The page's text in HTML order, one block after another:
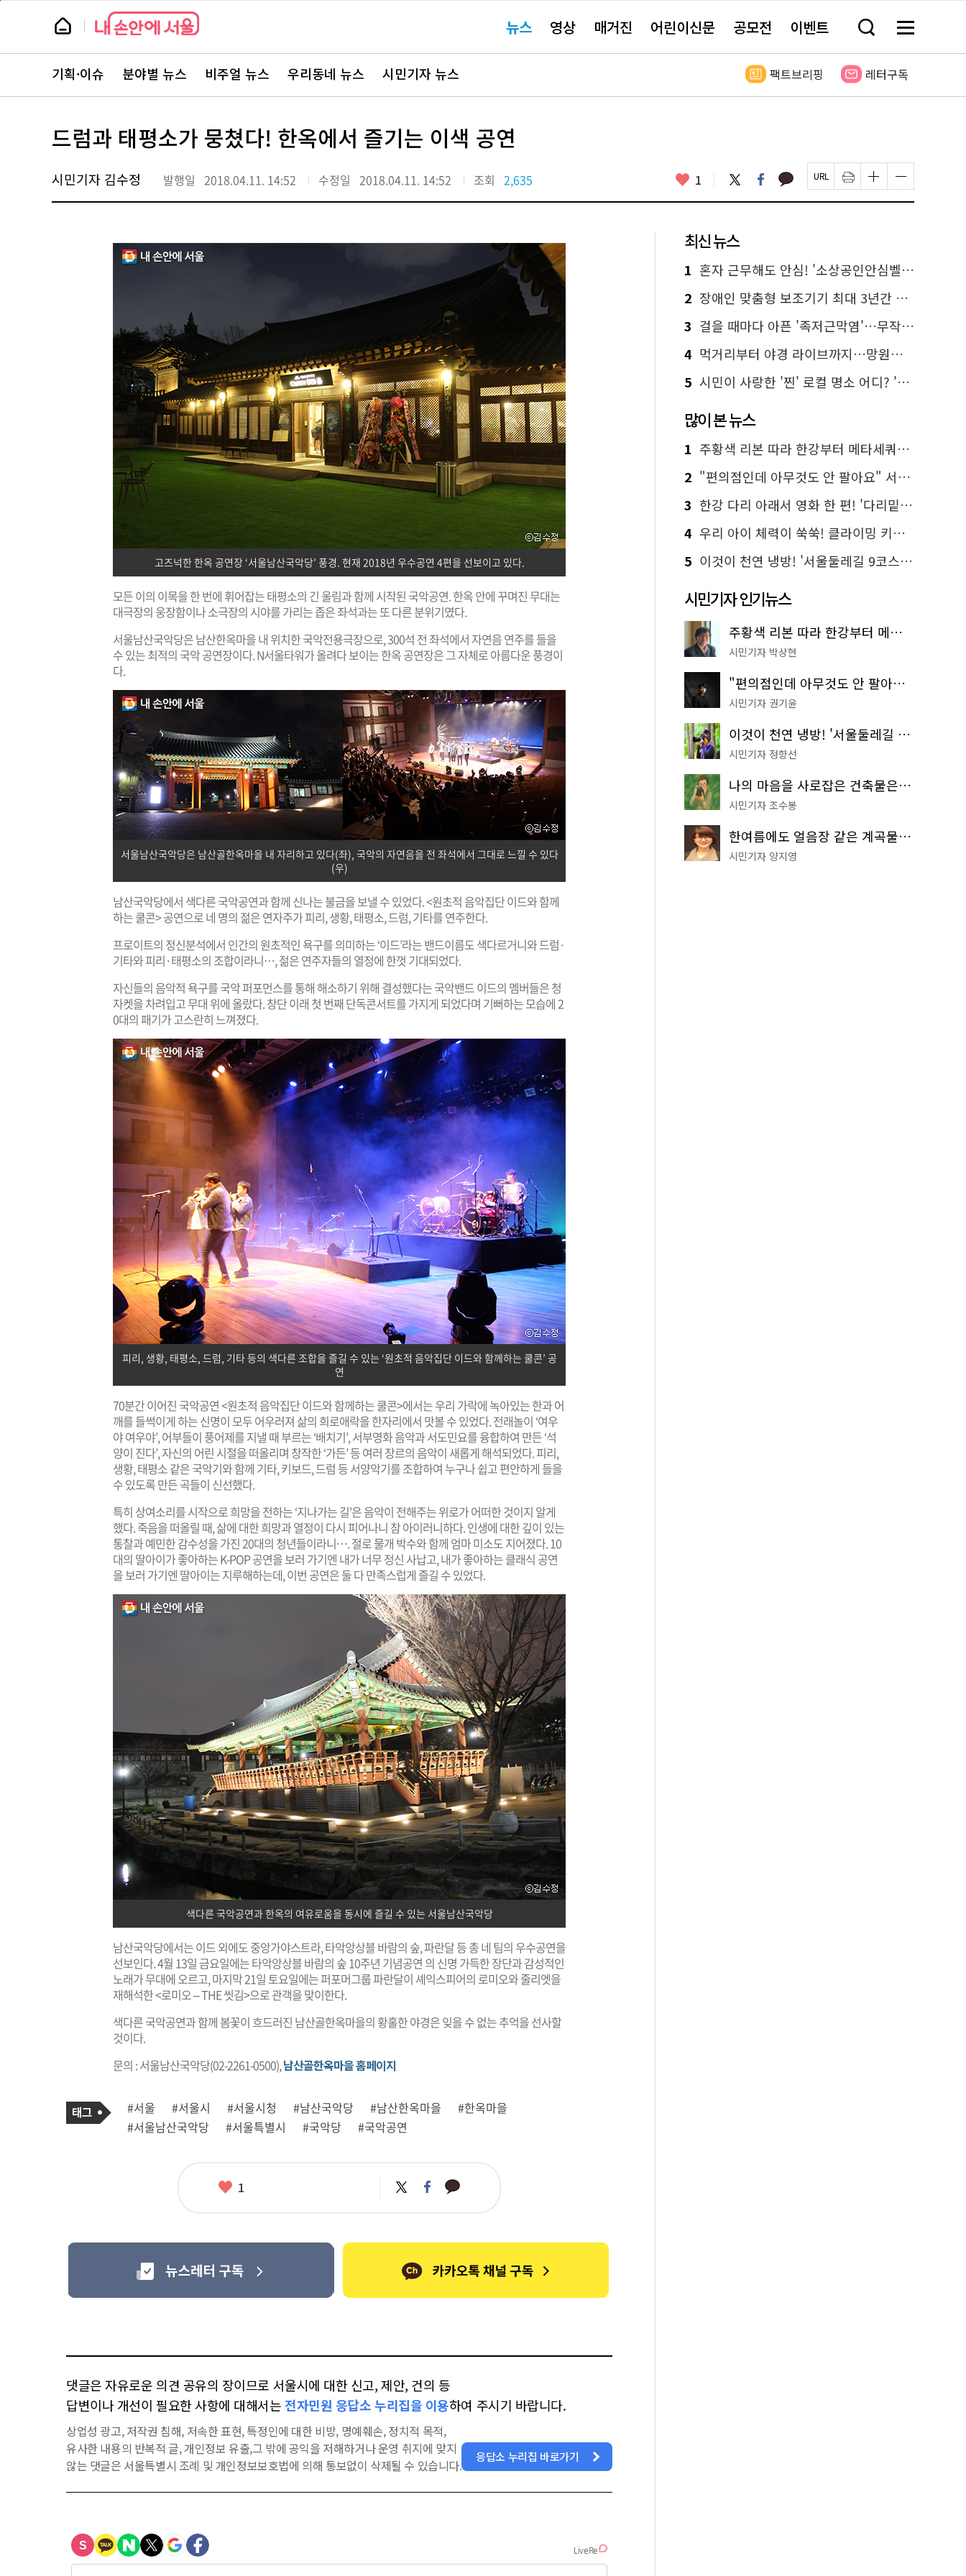
본
뉴
스 요뉴스 영상 매거진 어린이신문 공모전 이벤트 검
창
기
메
전
보
뉴
스
주
서
바
로
기획·이슈 분야별 뉴스 비주얼 뉴스 우리동네 뉴스 시민기자 뉴스 팩트브리핑 레터구독
드럼과 태평소가 뭉쳤다! 한옥에서 즐기는 이색 공연
시민기자 김수정 발행일 2018.04.11. 14:52 수정일 2018.04.11. 14:52 조회 2,635 좋
요
1 트
위
터
페
이
스
카
카 페
이
지
인
쇄
하
글
자
크
하
기
글
자
크
하
기
고즈넉한 한옥 공연장 ‘서울남산국악당’ 풍경. 현재 2018년 우수공연 4편을 선보이고 있다.
모든 이의 이목을 한 번에 휘어잡는 태평소의 긴 울림과 함께 시작된 국악공연. 한옥 안에 꾸며진 무대는
대극장의 웅장함이나 소극장의 시야를 가리는 좁은 좌석과는 또 다른 분위기였다.
서울남산국악당은 남산한옥마을 내 위치한 국악전용극장으로, 300석 전 좌석에서 자연음 연주를 들을
수 있는 최적의 국악 공연장이다. N서울타워가 올려다 보이는 한옥 공연장은 그 자체로 아름다운 풍경이
다.
서울남산국악당은 남산골한옥마을 내 자리하고 있다(좌), 국악의 자연음을 전 좌석에서 그대로 느낄 수 있다
(우)
남산국악당에서 색다른 국악공연과 함께 신나는 불금을 보낼 수 있었다. <원초적 음악집단 이드와 함께
하는 쿨콘> 공연으로 네 명의 젊은 연자주가 피리, 생황, 태평소, 드럼, 기타를 연주한다.
프로이트의 정신분석에서 인간의 원초적인 욕구를 의미하는 ‘이드’라는 밴드이름도 색다르거니와 드럼·
기타와 피리·태평소의 조합이라니…, 젊은 연주자들의 열정에 한껏 기대되었다.
자신들의 음악적 욕구를 국악 퍼포먼스를 통해 해소하기 위해 결성했다는 국악밴드 이드의 멤버들은 청
자켓을 차려입고 무대 위에 올랐다. 창단 이래 첫 번째 단독콘서트를 가지게 되었다며 기뻐하는 모습에 2
0대의 패기가 고스란히 느껴졌다.
피리, 생황, 태평소, 드럼, 기타 등의 색다른 조합을 즐길 수 있는 ‘원초적 음악집단 이드와 함께하는 쿨콘’ 공
연
70분간 이어진 국악공연 <원초적 음악집단 이드와 함께하는 쿨콘>에서는 우리 가락에 녹아있는 한과 어
깨를 들썩이게 하는 신명이 모두 어우러져 삶의 희로애락을 한자리에서 맛볼 수 있었다. 전래놀이 ‘여우
야 여우야’, 어부들이 풍어제를 지낼 때 부르는 ‘배치기’, 서부영화 음악과 서도민요를 융합하여 만든 ‘석
양이 진다’, 자신의 어린 시절을 떠올리며 창작한 ‘가든’ 등 여러 장르의 음악이 새롭게 해석되었다. 피리,
생황, 태평소 같은 국악기와 함께 기타, 키보드, 드럼 등 서양악기를 조합하여 누구나 쉽고 편안하게 들을
수 있도록 만든 곡들이 신선했다.
특히 상여소리를 시작으로 희망을 전하는 ‘지나가는 길’은 음악이 전해주는 위로가 어떠한 것이지 알게
했다. 죽음을 떠올릴 때, 삶에 대한 희망과 열정이 다시 피어나니 참 아이러니하다. 인생에 대한 깊이 있는
통찰과 예민한 감수성을 가진 20대의 청년들이라니…. 절로 물개 박수와 함께 엄마 미소도 지어졌다. 10
대의 딸아이가 좋아하는 K-POP 공연을 보러 가기엔 내가 너무 정신 사납고, 내가 좋아하는 클래식 공연
을 보러 가기엔 딸아이는 지루해하는데, 이번 공연은 둘 다 만족스럽게 즐길 수 있었다.
색다른 국악공연과 한옥의 여유로움을 동시에 즐길 수 있는 서울남산국악당
남산국악당에서는 이드 외에도 중앙가야스트라, 타악앙상블 바람의 숲, 파란달 등 총 네 팀의 우수공연을
선보인다. 4월 13일 금요일에는 타악앙상블 바람의 숲 10주년 기념공연 의 신명 가득한 장단과 감성적인
노래가 무대에 오르고, 마지막 21일 토요일에는 퍼포머그룹 파란달이 셰익스피어의 로미오와 줄리엣을
재해석한 <로미오 – THE 씻김>으로 관객을 맞이한다.
색다른 국악공연과 함께 봄꽃이 흐드러진 남산골한옥마을의 황홀한 야경은 잊을 수 없는 추억을 선사할
것이다.
문의 : 서울남산국악당(02-2261-0500),남산골한옥마을 홈페이지
사
관
련
태
그
#서울 #서울시 #서울시청 #남산국악당 #남산한옥마을
#한옥마을
#서울남산국악당
#서울특별시 #국악당 #국악공연
좋
1 트
위
페
이
카
카
댓글은 자유로운 의견 공유의 장이므로 서울시에 대한 신고, 제안, 건의 등
답변이나 개선이 필요한 사항에 대해서는 전자민원 응답소 누리집을 이용하여 주시기 바랍니다.
상업성 광고, 저작권 침해, 저속한 표현, 특정인에 대한 비방, 명예훼손, 정치적 목적,
유사한 내용의 반복적 글, 개인정보 유출,그 밖에 공익을 저해하거나 운영 취지에 맞지
않는 댓글은 서울특별시 조례 및 개인정보보호법에 의해 통보없이 삭제될 수 있습니다.
응답소 누리집 바로가기
최신 뉴스
1 혼자 근무해도 안심! '소상공인안심벨' 신청하세요
2 장애인 맞춤형 보조기기 최대 3년간 무상 대여…삶의 질 높인다
3 걸을 때마다 아픈 '족저근막염'…무작정 참지 말고 '이것' 해보세요!
4 먹거리부터 야경 라이브까지…망원한강공원 알짜 코스
5 시민이 사랑한 '찐' 로컬 명소 어디? '서울에디션25' 추천 코스
많이 본 뉴스
1 주황색 리본 따라 한강부터 메타세쿼이아 숲길까지…서울둘레길 15코스
2 "편의점인데 아무것도 안 팔아요" 서울에서 가장 특별한 편의점의 정체
3 한강 다리 아래서 영화 한 편! '다리밑 영화관' 무료 상영
4 우리 아이 체력이 쑥쑥! 클라이밍 키즈카페·어린이 체력장
5 이것이 천연 냉방! '서울둘레길 9코스'로 숲속 피서 떠나볼까
시민기자 인기뉴스
주황색 리본 따라 한강부터 메타세쿼이아 숲길까지…서울둘레길 15코스
시민기자 박상현
"편의점인데 아무것도 안 팔아요" 서울에서 가장 특별한 편의점의 정체
시민기자 권기윤
이것이 천연 냉방! '서울둘레길 9코스'로 숲속 피서 떠나볼까
시민기자 정향선
나의 마음을 사로잡은 건축물은? '서울시 건축상' 수상작 공개!
시민기자 조수봉
한여름에도 얼음장 같은 계곡물! 서울 '진관사 계곡'이 천국이네~
시민기자 양지영
페